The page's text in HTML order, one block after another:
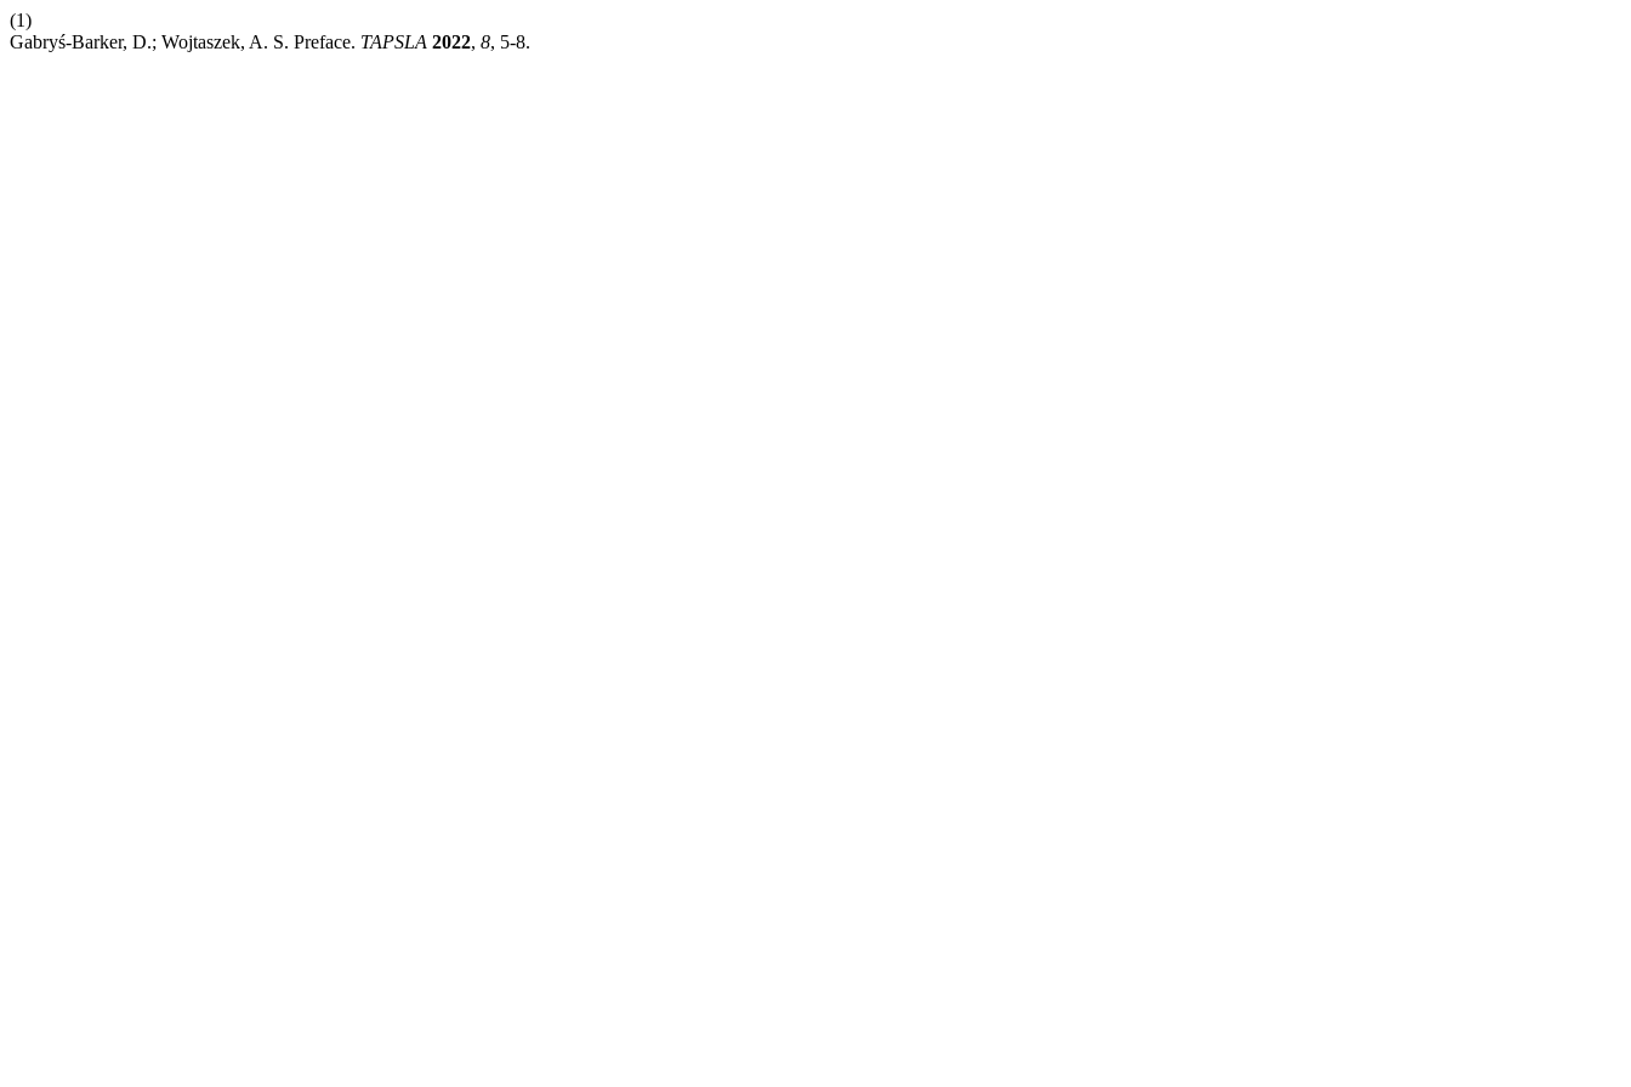
(1)
Gabryś-Barker, D.; Wojtaszek, A. S. Preface. TAPSLA 2022, 8, 5-8.